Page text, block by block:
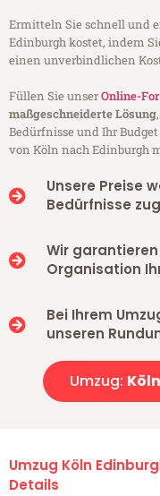
Ermitteln Sie schnell und
Edinburgh kostet, indem
einen unverbindlichen
Füllen Sie unserOnline-
maßgeschneiderte Lösung
Bedürfnisse und Ihr
von Köln nach Edinburgh
Unsere Preise
Bedürfnisse
Wir
Organisation
Bei Ihrem
unseren
Umzug:
Umzug Köln
Details